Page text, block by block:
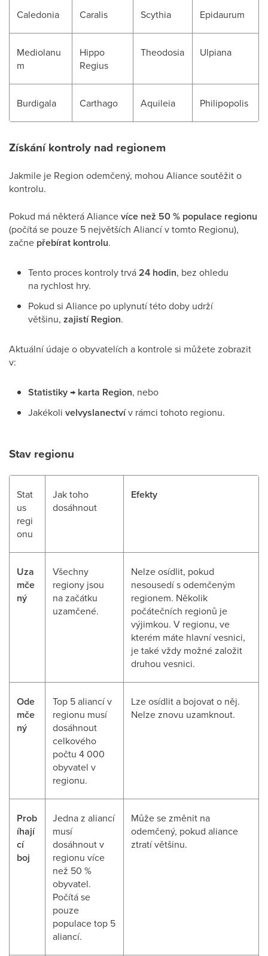
Caledonia Caralis Scythia Epidaurum
Mediolanu
m
Hippo
Regius
Theodosia Ulpiana
Burdigala Carthago Aquileia Philipopolis
Získání kontroly nad regionem
Jakmile je Region odemčený, mohou Aliance soutěžit o
kontrolu.
Pokud má některá Aliancevíce než 50 % populace regionu
(počítá se pouze 5 největších Aliancí v tomto Regionu),
začne přebírat kontrolu.
Tento proces kontroly trvá24 hodin, bez ohledu
na rychlost hry.
Pokud si Aliance po uplynutí této doby udrží
většinu, zajistí Region.
Aktuální údaje o obyvatelích a kontrole si můžete zobrazit
v:
Statistiky → karta Region, nebo
Jakékoli velvyslanectvív rámci tohoto regionu.
Stav regionu
Stat
us
regi
onu
Jak toho
dosáhnout
Efekty
Uza
mče
ný
Všechny
regiony jsou
na začátku
uzamčené.
Nelze osídlit, pokud
nesousedí s odemčeným
regionem. Několik
počátečních regionů je
výjimkou. V regionu, ve
kterém máte hlavní vesnici,
je také vždy možné založit
druhou vesnici.
Ode
mče
ný
Top 5 aliancí v
regionu musí
dosáhnout
celkového
počtu 4 000
obyvatel v
regionu.
Lze osídlit a bojovat o něj.
Nelze znovu uzamknout.
Prob
íhají
cí
boj
Jedna z aliancí
musí
dosáhnout v
regionu více
než 50 %
obyvatel.
Počítá se
pouze
populace top 5
aliancí.
Může se změnit na
odemčený, pokud aliance
ztratí většinu.